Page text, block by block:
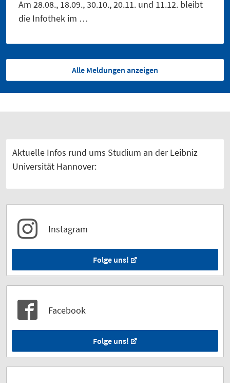
Am 28.08., 18.09., 30.10., 20.11. und 11.12. bleibt
die Infothek im …
Alle Meldungen anzeigen
Aktuelle Infos rund ums Studium an der Leibniz
Universität Hannover:
Instagram
Folge uns!
Facebook
Folge uns!